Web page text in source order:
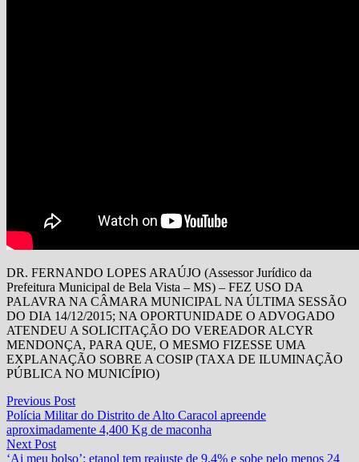
DR. FERNANDO LOPES ARAÚJO (Assessor Jurídico da
Prefeitura Municipal de Bela Vista – MS) – FEZ USO DA
PALAVRA NA CÂMARA MUNICIPAL NA ÚLTIMA SESSÃO
DO DIA 14/12/2015; NA OPORTUNIDADE O ADVOGADO
ATENDEU A SOLICITAÇÃO DO VEREADOR ALCYR
MENDONÇA, PARA QUE, O MESMO FIZESSE UMA
EXPLANAÇÃO SOBRE A COSIP (TAXA DE ILUMINAÇÃO
PÚBLICA NO MUNICÍPIO)
Navegação
de
Post
Previous PostPrevious
post:
Polícia Militar do Distrito de Alto Caracol apreende
aproximadamente 4,400 Kg de maconha
Next PostNext
post:
‘Ai meu bolso’: etanol tem reajuste de 9,4% e sobe pelo menos 24